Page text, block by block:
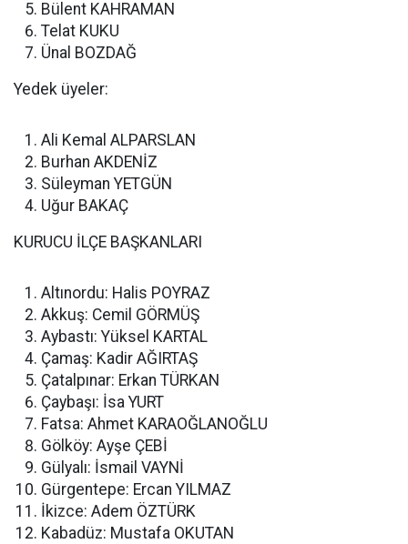
Bülent KAHRAMAN
Telat KUKU
Ünal BOZDAĞ
Yedek üyeler:
Ali Kemal ALPARSLAN
Burhan AKDENİZ
Süleyman YETGÜN
Uğur BAKAÇ
KURUCU İLÇE BAŞKANLARI
Altınordu: Halis POYRAZ
Akkuş: Cemil GÖRMÜŞ
Aybastı: Yüksel KARTAL
Çamaş: Kadir AĞIRTAŞ
Çatalpınar: Erkan TÜRKAN
Çaybaşı: İsa YURT
Fatsa: Ahmet KARAOĞLANOĞLU
Gölköy: Ayşe ÇEBİ
Gülyalı: İsmail VAYNİ
Gürgentepe: Ercan YILMAZ
İkizce: Adem ÖZTÜRK
Kabadüz: Mustafa OKUTAN